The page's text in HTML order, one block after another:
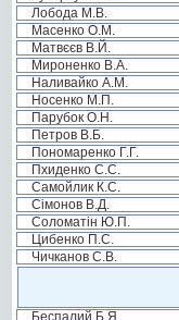
Лобода М.В.
Масенко О.М.
Матвєєв В.Й.
Мироненко В.А.
Наливайко А.М.
Носенко М.П.
Парубок О.Н.
Петров В.Б.
Пономаренко Г.Г.
Пхиденко С.С.
Самойлик К.С.
Сімонов В.Д.
Соломатін Ю.П.
Цибенко П.С.
Чичканов С.В.
Беспалий Б.Я.